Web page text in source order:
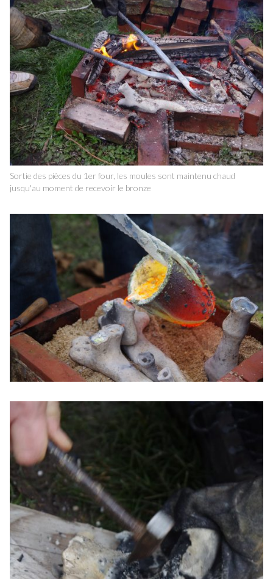
Sortie des pièces du 1er four, les moules sont maintenu chaud
jusqu'au moment de recevoir le bronze